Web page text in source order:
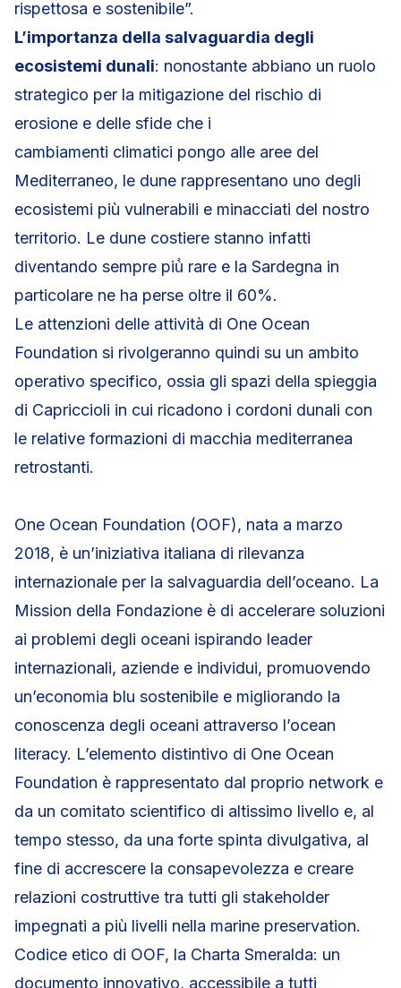
rispettosa e sostenibile”.
L’importanza della salvaguardia degli
ecosistemi dunali: nonostante abbiano un ruolo
strategico per la mitigazione del rischio di
erosione e delle sfide che i
cambiamenti climatici pongo alle aree del
Mediterraneo, le dune rappresentano uno degli
ecosistemi più vulnerabili e minacciati del nostro
territorio. Le dune costiere stanno infatti
diventando sempre più̀ rare e la Sardegna in
particolare ne ha perse oltre il 60%.
Le attenzioni delle attività di One Ocean
Foundation si rivolgeranno quindi su un ambito
operativo specifico, ossia gli spazi della spieggia
di Capriccioli in cui ricadono i cordoni dunali con
le relative formazioni di macchia mediterranea
retrostanti.
One Ocean Foundation (OOF), nata a marzo
2018, è un’iniziativa italiana di rilevanza
internazionale per la salvaguardia dell’oceano. La
Mission della Fondazione è di accelerare soluzioni
ai problemi degli oceani ispirando leader
internazionali, aziende e individui, promuovendo
un’economia blu sostenibile e migliorando la
conoscenza degli oceani attraverso l’ocean
literacy. L’elemento distintivo di One Ocean
Foundation è rappresentato dal proprio network e
da un comitato scientifico di altissimo livello e, al
tempo stesso, da una forte spinta divulgativa, al
fine di accrescere la consapevolezza e creare
relazioni costruttive tra tutti gli stakeholder
impegnati a più livelli nella marine preservation.
Codice etico di OOF, la Charta Smeralda: un
documento innovativo, accessibile a tutti